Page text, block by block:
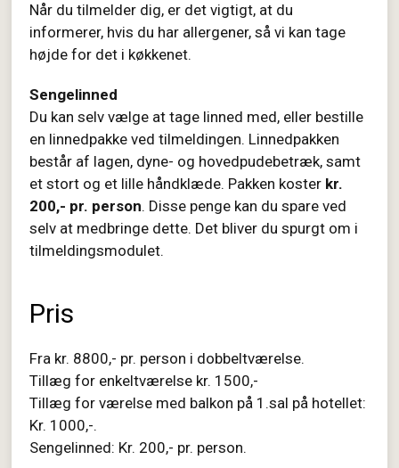
Når du tilmelder dig, er det vigtigt, at du
informerer, hvis du har allergener, så vi kan tage
højde for det i køkkenet.
Sengelinned
Du kan selv vælge at tage linned med, eller bestille
en linnedpakke ved tilmeldingen. Linnedpakken
består af lagen, dyne- og hovedpudebetræk, samt
et stort og et lille håndklæde. Pakken koster kr.
200,- pr. person. Disse penge kan du spare ved
selv at medbringe dette. Det bliver du spurgt om i
tilmeldingsmodulet.
Pris
Fra kr. 8800,- pr. person i dobbeltværelse.
Tillæg for enkeltværelse kr. 1500,-
Tillæg for værelse med balkon på 1.sal på hotellet:
Kr. 1000,-.
Sengelinned: Kr. 200,- pr. person.